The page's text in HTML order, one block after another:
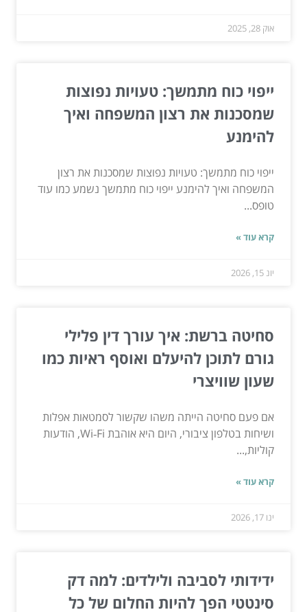
אוק 28, 2025
ייפוי כוח מתמשך: טעויות נפוצות
שמסכנות את רצון המשפחה ואיך
להימנע
ייפוי כוח מתמשך: טעויות נפוצות שמסכנות את רצון
המשפחה ואיך להימנע ייפוי כוח מתמשך נשמע כמו עוד
טופס...
קרא עוד »
יונ 15, 2026
סחיטה ברשת: איך עורך דין פלילי
גורם לתוכן להיעלם ואוסף ראיות כמו
שעון שוויצרי
אם פעם סחיטה הייתה משהו שקשור לסמטאות אפלות
ושיחות בטלפון ציבורי, היום היא אוהבת Wi‑Fi, הודעות
קוליות,...
קרא עוד »
ינו 17, 2026
ידידותי לסביבה ולילדים: למה דק
סינטטי הפך להיות החלום של כל